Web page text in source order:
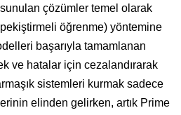
çözümler temel olarak
öğrenme) yöntemine
başarıyla tamamlanan
ve hatalar için cezalandırarak
sistemleri kurmak sadece
elinden gelirken, artık Prime